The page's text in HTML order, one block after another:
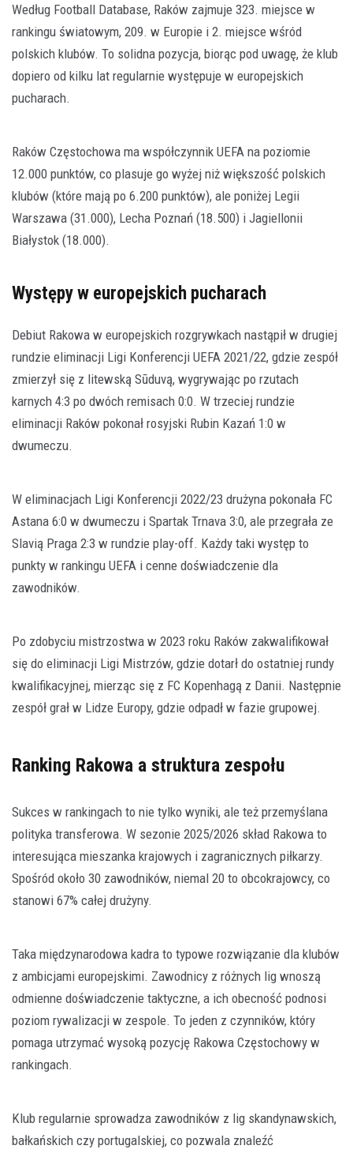
Według Football Database, Raków zajmuje 323. miejsce w
rankingu światowym, 209. w Europie i 2. miejsce wśród
polskich klubów. To solidna pozycja, biorąc pod uwagę, że klub
dopiero od kilku lat regularnie występuje w europejskich
pucharach.
Raków Częstochowa ma współczynnik UEFA na poziomie
12.000 punktów, co plasuje go wyżej niż większość polskich
klubów (które mają po 6.200 punktów), ale poniżej Legii
Warszawa (31.000), Lecha Poznań (18.500) i Jagiellonii
Białystok (18.000).
Występy w europejskich pucharach
Debiut Rakowa w europejskich rozgrywkach nastąpił w drugiej
rundzie eliminacji Ligi Konferencji UEFA 2021/22, gdzie zespół
zmierzył się z litewską Sūduvą, wygrywając po rzutach
karnych 4:3 po dwóch remisach 0:0. W trzeciej rundzie
eliminacji Raków pokonał rosyjski Rubin Kazań 1:0 w
dwumeczu.
W eliminacjach Ligi Konferencji 2022/23 drużyna pokonała FC
Astana 6:0 w dwumeczu i Spartak Trnava 3:0, ale przegrała ze
Slavią Praga 2:3 w rundzie play-off. Każdy taki występ to
punkty w rankingu UEFA i cenne doświadczenie dla
zawodników.
Po zdobyciu mistrzostwa w 2023 roku Raków zakwalifikował
się do eliminacji Ligi Mistrzów, gdzie dotarł do ostatniej rundy
kwalifikacyjnej, mierząc się z FC Kopenhagą z Danii. Następnie
zespół grał w Lidze Europy, gdzie odpadł w fazie grupowej.
Ranking Rakowa a struktura zespołu
Sukces w rankingach to nie tylko wyniki, ale też przemyślana
polityka transferowa. W sezonie 2025/2026 skład Rakowa to
interesująca mieszanka krajowych i zagranicznych piłkarzy.
Spośród około 30 zawodników, niemal 20 to obcokrajowcy, co
stanowi 67% całej drużyny.
Taka międzynarodowa kadra to typowe rozwiązanie dla klubów
z ambicjami europejskimi. Zawodnicy z różnych lig wnoszą
odmienne doświadczenie taktyczne, a ich obecność podnosi
poziom rywalizacji w zespole. To jeden z czynników, który
pomaga utrzymać wysoką pozycję Rakowa Częstochowy w
rankingach.
Klub regularnie sprowadza zawodników z lig skandynawskich,
bałkańskich czy portugalskiej, co pozwala znaleźć